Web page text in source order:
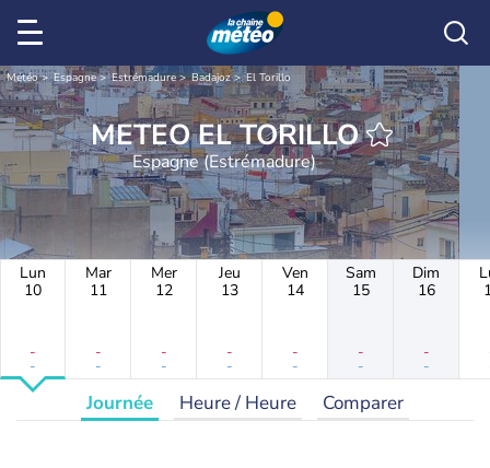
Météo Espagne Estrémadure Badajoz El Torillo
METEO EL TORILLO
Espagne (Estrémadure)
Lun
10
-
-
Mar
11
-
-
Mer
12
-
-
Jeu
13
-
-
Ven
14
-
-
Sam
15
-
-
Dim
16
-
-
Journée Heure / Heure Comparer